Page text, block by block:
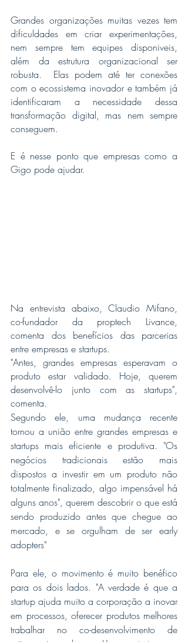
Grandes organizações muitas vezes tem
dificuldades em criar experimentações,
nem sempre tem equipes disponiveis,
além da estrutura organizacional ser
robusta.  Elas podem até ter conexões
com o ecossistema inovador e também já
identificaram a necessidade dessa
transformação digital, mas nem sempre
conseguem.
E é nesse ponto que empresas como a
Gigo pode ajudar.
Na entrevista abaixo, Claudio Mifano,
co-fundador da proptech Livance,
comenta dos benefícios das parcerias
entre empresas e startups.
"Antes, grandes empresas esperavam o
produto estar validado. Hoje, querem
desenvolvê-lo junto com as startups",
comenta.
Segundo ele, uma mudança recente
tornou a união entre grandes empresas e
startups mais eficiente e produtiva. "Os
negócios tradicionais estão mais
dispostos a investir em um produto não
totalmente finalizado, algo impensável há
alguns anos", querem descobrir o que está
sendo produzido antes que chegue ao
mercado, e se orgulham de ser early
adopters"
Para ele, o movimento é muito benéfico
para os dois lados. "A verdade é que a
startup ajuda muito a corporação a inovar
em processos, oferecer produtos melhores
trabalhar no co-desenvolvimento de